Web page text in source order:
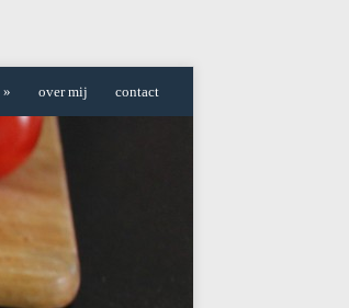
» over mij contact